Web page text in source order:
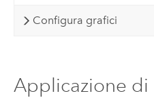
Configura grafici
Applicazione